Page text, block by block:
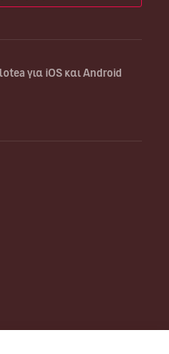
για iOS και Android